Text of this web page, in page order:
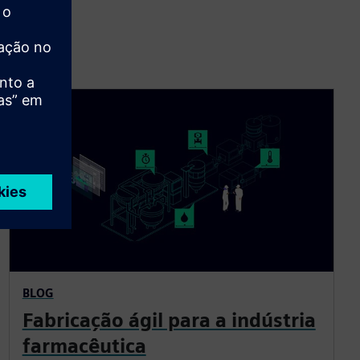
BLOG
Fabricação ágil para a indústria
farmacêutica